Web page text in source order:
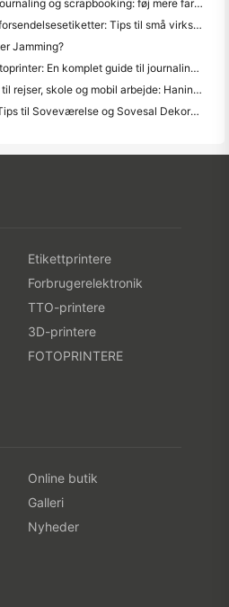
Bedste farve etiket maker til journaling og scrapbooking: føj mere farve til hver side
Håndskrift vs. udskrivning af forsendelsesetiketter: Tips til små virksomheder i 2026
Jamming?
Sådan vælger du en lommefotoprinter: En komplet guide til journaling, rejser og iPhone-brugere
Bedste blækfri bærbar printer til rejser, skole og mobil arbejde: Hanin MT620 Pro anmeldelse
Mini Foto Væglayout Ideer & Tips til Soveværelse og Sovesal Dekoration
Etikettprintere
Forbrugerelektronik
TTO-printere
3D-printere
FOTOPRINTERE
Online butik
Galleri
Nyheder